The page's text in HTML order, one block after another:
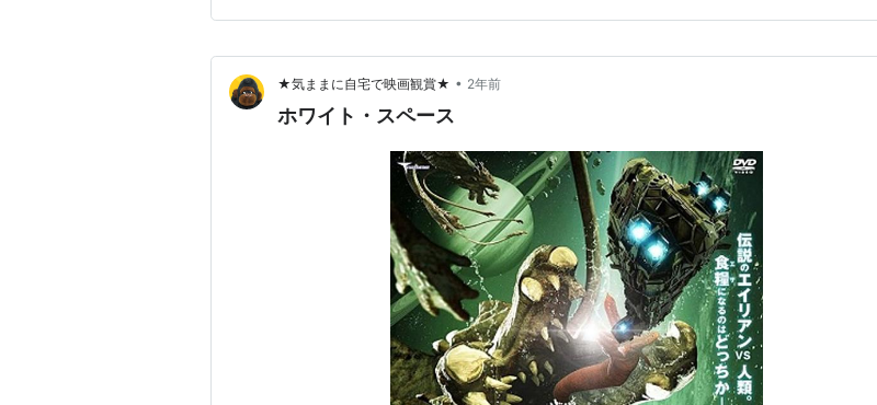
★気ままに自宅で映画観賞★ • 2年前
ホワイト・スペース